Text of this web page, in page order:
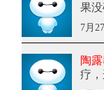
果
7月
陶
疗